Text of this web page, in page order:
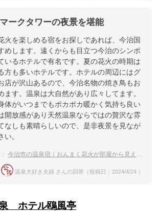
ークタワーの夜景を堪能
火を楽しめる宿をお探しであれば、今治国
めします。遠くからも目立つ今治のシンボ
いるホテルで有名です。夏の花火の時期は
方も多いホテルです。ホテルの周辺にはグ
店が沢山あるので、今治名物の焼き鳥もお
ます。温泉は大自然があり広々してます。
体がいつまでもポカポカ暖かく気持ち良い
開放感があり天然温泉ならではの贅沢な雰
なしも素晴らしいので、是非夜景を見なが
い。
今治市の温泉宿｜おんまく花火が部屋から見える宿のおすすめは？
温泉大好き夫婦 さんの回答（投稿日：2024/4/24 ）
ホテル鴎風亭